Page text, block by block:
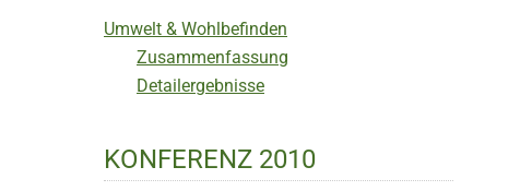
Umwelt & Wohlbefinden
Zusammenfassung
Detailergebnisse
KONFERENZ 2010